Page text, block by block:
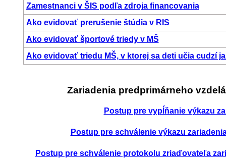
Zamestnanci v ŠIS podľa zdroja financovania
Ako evidovať prerušenie štúdia v RIS
Ako evidovať športové triedy v MŠ
Ako evidovať triedu MŠ, v ktorej sa deti učia cudzí
Zariadenia predprimárneho
Postup pre vypĺňanie výkazu
Postup pre schválenie výkazu
Postup pre schválenie protokolu zriaďovateľa